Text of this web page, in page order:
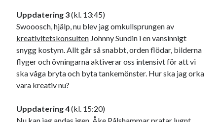
Uppdatering 3(kl. 13:45)
Swooosch, hjälp, nu blev jag omkullsprungen av
kreativitetskonsulten Johnny Sundin i en vansinnigt
snygg kostym. Allt går så snabbt, orden flödar, bilderna
flyger och övningarna aktiverar oss intensivt för att vi
ska våga bryta och byta tankemönster. Hur ska jag orka
vara kreativ nu?
Uppdatering 4(kl. 15:20)